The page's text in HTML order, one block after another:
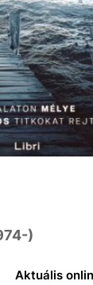
)
Aktuális